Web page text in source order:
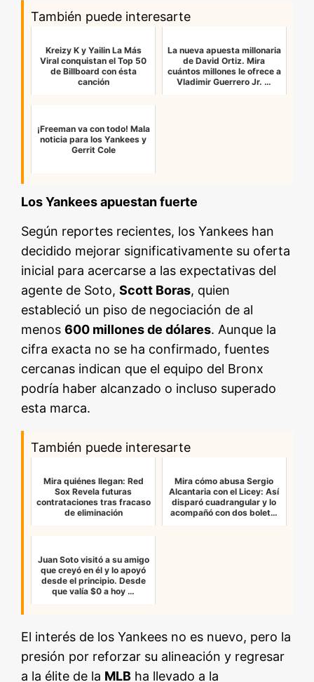
También puede interesarte
Kreizy K y Yailin La Más
Viral conquistan el Top 50
de Billboard con ésta
canción
La nueva apuesta millonaria
de David Ortiz. Mira
cuántos millones le ofrece a
Vladimir Guerrero Jr. …
¡Freeman va con todo! Mala
noticia para los Yankees y
Gerrit Cole
Los Yankees apuestan fuerte
Según reportes recientes, los Yankees han
decidido mejorar significativamente su oferta
inicial para acercarse a las expectativas del
agente de Soto,Scott Boras, quien
estableció un piso de negociación de al
menos600 millones de dólares. Aunque la
cifra exacta no se ha confirmado, fuentes
cercanas indican que el equipo del Bronx
podría haber alcanzado o incluso superado
esta marca.
También puede interesarte
Mira quiénes llegan: Red
Sox Revela futuras
contrataciones tras fracaso
de eliminación
Mira cómo abusa Sergio
Alcantaria con el Licey: Así
disparó cuadrangular y lo
acompañó con dos bolet…
Juan Soto visitó a su amigo
que creyó en él y lo apoyó
desde el principio. Desde
que valía $0 a hoy …
El interés de los Yankees no es nuevo, pero la
presión por reforzar su alineación y regresar
a la élite de la MLB ha llevado a la